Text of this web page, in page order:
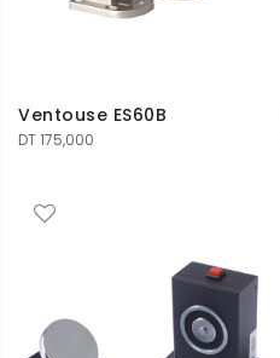
Ventouse ES60B
DT175,000